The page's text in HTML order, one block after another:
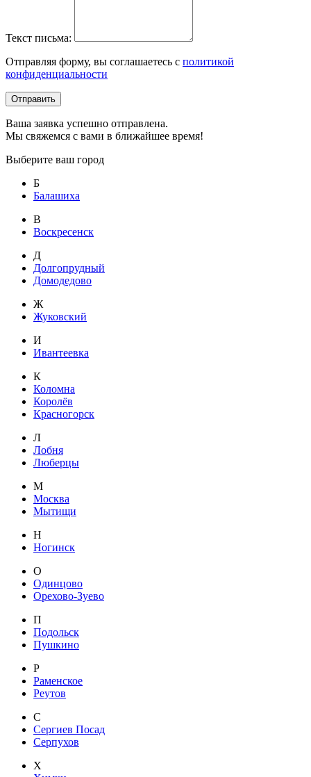
Текст письма:
Отправляя форму, вы соглашаетесь с политикой
конфиденциальности
Отправить
Ваша заявка успешно отправлена.
Мы свяжемся с вами в ближайшее время!
Выберите ваш город
Б
Балашиха
В
Воскресенск
Д
Долгопрудный
Домодедово
Ж
Жуковский
И
Ивантеевка
К
Коломна
Королёв
Красногорск
Л
Лобня
Люберцы
М
Москва
Мытищи
Н
Ногинск
О
Одинцово
Орехово-Зуево
П
Подольск
Пушкино
Р
Раменское
Реутов
С
Сергиев Посад
Серпухов
Х